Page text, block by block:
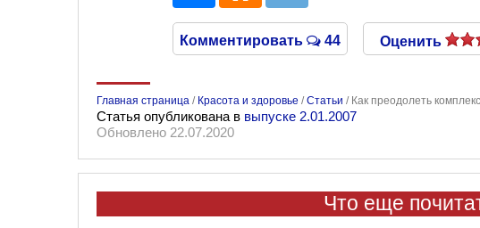
Комментировать 44 Оценить
Главная страница / Красота и здоровье /Статьи / Как преодолеть
Статья опубликована в выпуске 2.01.2007
Обновлено 22.07.2020
Что еще